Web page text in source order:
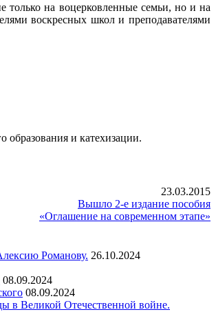
на воцерковленные семьи, но и на
воскресных школ и преподавателями
и катехизации.
23.03.2015
Вышло 2-е издание пособия
«Оглашение на современном этапе»
Романову. 26.10.2024
08.09.2024
08.09.2024
в Великой Отечественной войне.